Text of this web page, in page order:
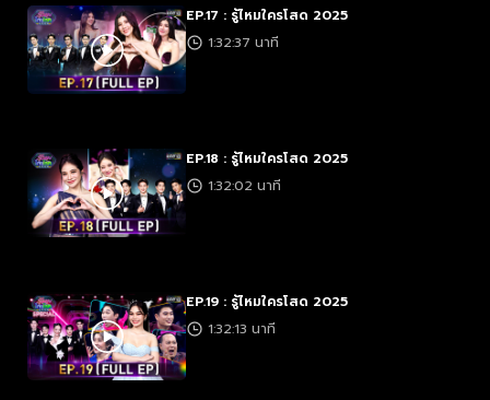
EP.17 : รู้ไหมใครโสด 2025
1:32:37 นาที
EP.18 : รู้ไหมใครโสด 2025
1:32:02 นาที
EP.19 : รู้ไหมใครโสด 2025
1:32:13 นาที